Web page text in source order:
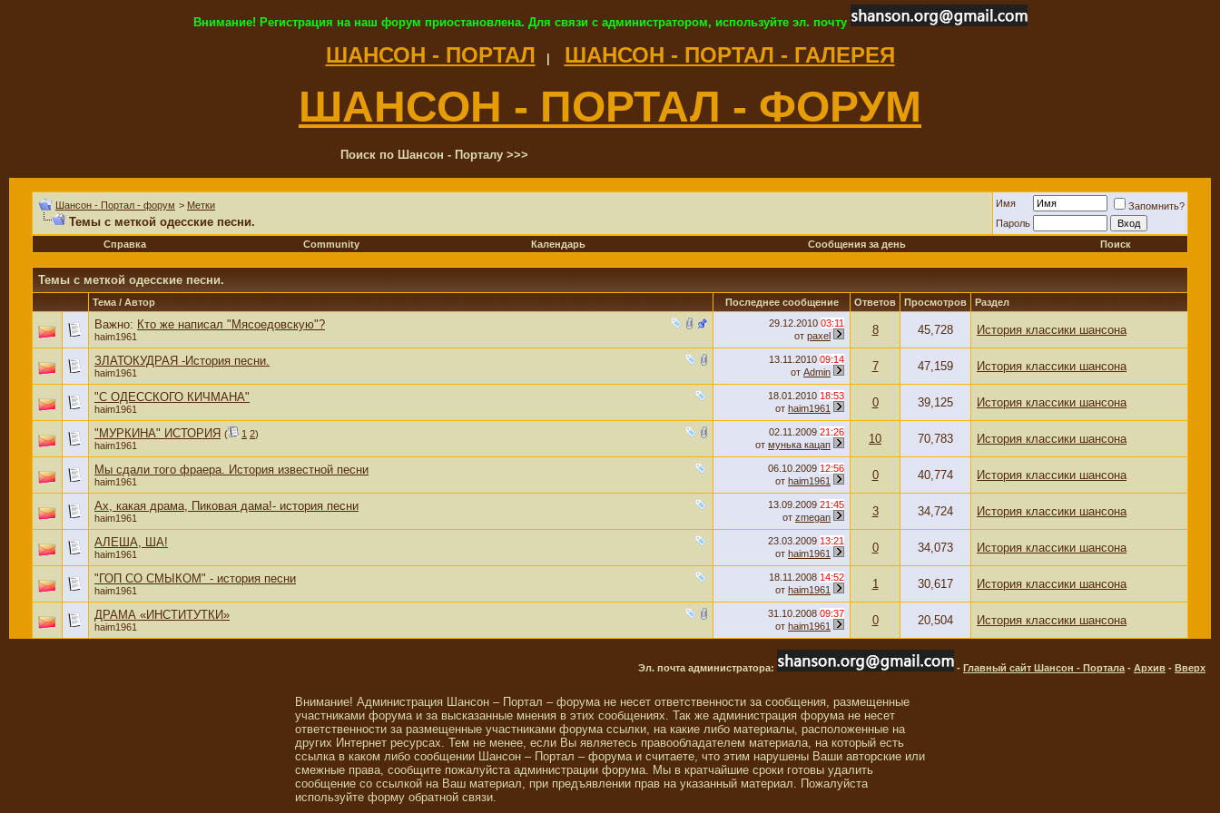
Внимание! Регистрация на наш форум приостановлена. Для связи с администратором, используйте эл. почту
ШАНСОН - ПОРТАЛ ШАНСОН - ПОРТАЛ - ГАЛЕРЕЯ
ШАНСОН - ПОРТАЛ - ФОРУМ
Поиск по Шансон - Порталу >>>
Шансон - Портал - форум > Метки
Темы с меткой одесские песни.
Имя
Запомнить?
Пароль
Справка
Community Календарь Сообщения за день Поиск
Темы с меткой одесские песни.
Тема / Автор Последнее сообщение Ответов Просмотров Раздел
Важно: Кто же написал "Мясоедовскую"?
haim1961
29.12.2010 03:11
от paxel 8 45,728 История классики шансона
ЗЛАТОКУДРАЯ -История песни.
haim1961
13.11.2010 09:14
от Admin 7 47,159 История классики шансона
"С ОДЕССКОГО КИЧМАНА"
haim1961
18.01.2010 18:53
от haim1961 0 39,125 История классики шансона
"МУРКИНА" ИСТОРИЯ ( 1 2)
haim1961
02.11.2009 21:26
от мунька кацап 10 70,783 История классики шансона
Мы сдали того фраера. История известной песни
haim1961
06.10.2009 12:56
от haim1961 0 40,774 История классики шансона
Ах, какая драма, Пиковая дама!- история песни
haim1961
13.09.2009 21:45
от zmegan 3 34,724 История классики шансона
АЛЕША, ША!
haim1961
23.03.2009 13:21
от haim1961 0 34,073 История классики шансона
"ГОП СО СМЫКОМ" - история песни
haim1961
18.11.2008 14:52
от haim1961 1 30,617 История классики шансона
ДРАМА «ИНСТИТУТКИ»
haim1961
31.10.2008 09:37
от haim1961 0 20,504 История классики шансона
Эл. почта администратора: - Главный сайт Шансон - Портала - Архив - Вверх
Внимание! Администрация Шансон – Портал – форума не несет ответственности за сообщения, размещенные
участниками форума и за высказанные мнения в этих сообщениях. Так же администрация форума не несет
ответственности за размещенные участниками форума ссылки, на какие либо материалы, расположенные на
других Интернет ресурсах. Тем не менее, если Вы являетесь правообладателем материала, на который есть
ссылка в каком либо сообщении Шансон – Портал – форума и считаете, что этим нарушены Ваши авторские или
смежные права, сообщите пожалуйста администрации форума. Мы в кратчайшие сроки готовы удалить
сообщение со ссылкой на Ваш материал, при предъявлении прав на указанный материал. Пожалуйста
используйте форму обратной связи.